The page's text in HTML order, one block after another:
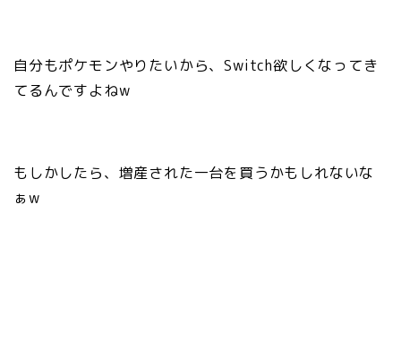
自分もポケモンやりたいから、Switch欲しくなってき
てるんですよねw
もしかしたら、増産された一台を買うかもしれないな
ぁw